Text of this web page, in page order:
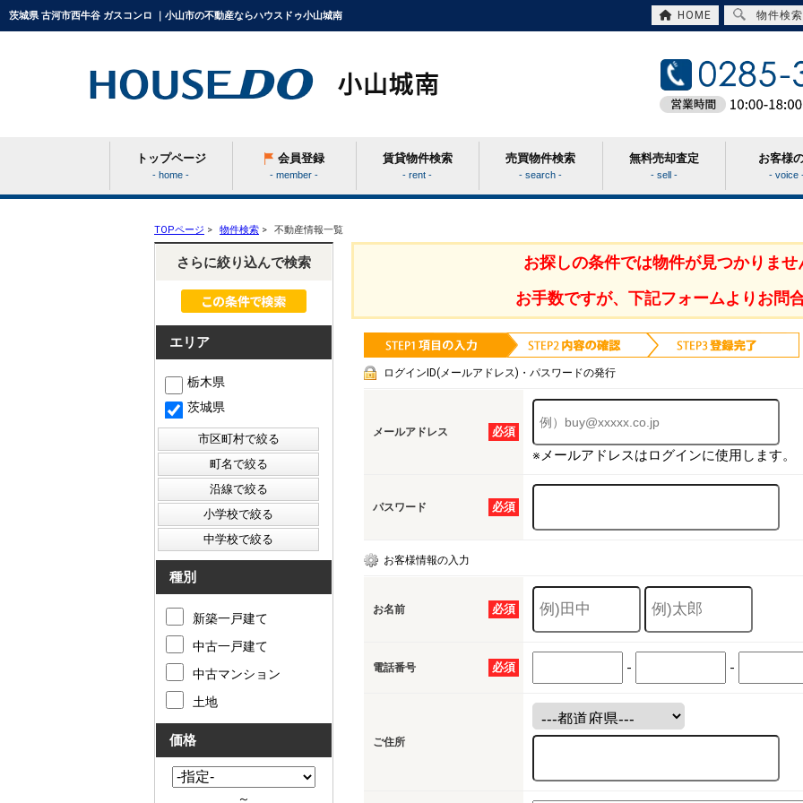
茨城県 古河市西牛谷 ガスコンロ ｜小山市の不動産ならハウスドゥ小山城南 HOME 物件検索
トップページ
- home -
会員登録
- member -
賃貸物件検索
- rent -
売買物件検索
- search -
条件から探す
学区から探す
町名から探す
無料売却査定
- sell -
お客様
- voice
TOPページ > 物件検索 > 不動産情報一覧
お探しの条件では物件が見つかりませ
お手数ですが、下記フォームよりお問
ログインID(メールアドレス)・パスワードの発行
必須
メールアドレス
※メールアドレスはログインに使用します。
必須
パスワード
お客様情報の入力
必須
お名前
必須
電話番号 - -
ご住所
さらに絞り込んで検索
エリア
栃木県
茨城県
種別
新築一戸建て
中古一戸建て
中古マンション
土地
価格
～